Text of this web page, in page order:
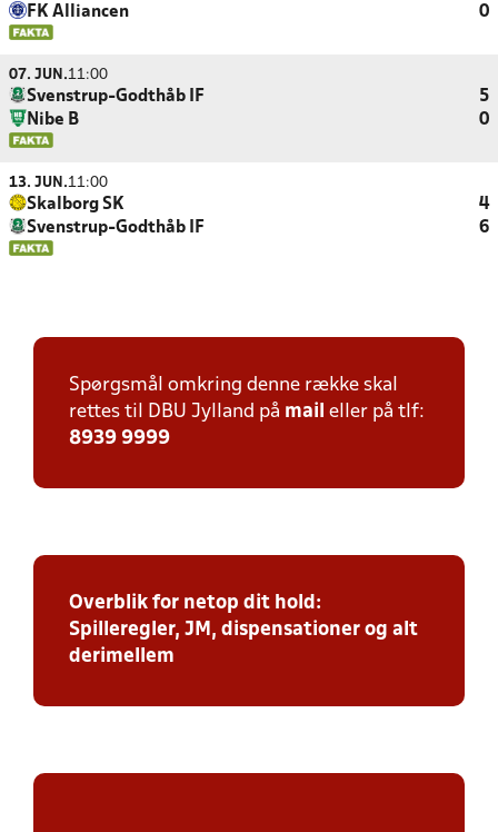
FK Alliancen 0
07. JUN.11:00
Svenstrup-Godthåb IF
5
Nibe B
0
13. JUN.11:00
Skalborg SK
4
Svenstrup-Godthåb IF
6
Spørgsmål omkring denne række skal
rettes til DBU Jylland på mail eller på tlf:
8939 9999
Overblik for netop dit hold:
Spilleregler, JM, dispensationer og alt
derimellem